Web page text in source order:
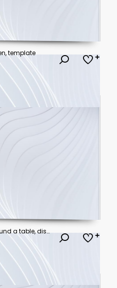
template
Diverse men in a meeting around a table, discussing with a tablet and notepad